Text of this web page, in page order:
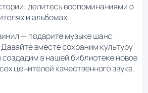
делитесь воспоминаниями о
и альбомах.
— подарите музыке шанс
вместе сохраним культуру
в нашей библиотеке новое
ценителей качественного звука.